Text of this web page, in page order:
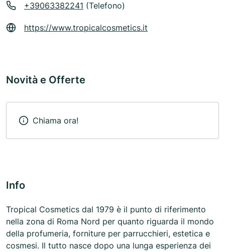
+39063382241 (Telefono)
https://www.tropicalcosmetics.it
Novità e Offerte
Chiama ora!
Info
Tropical Cosmetics dal 1979 è il punto di riferimento
nella zona di Roma Nord per quanto riguarda il mondo
della profumeria, forniture per parrucchieri, estetica e
cosmesi. Il tutto nasce dopo una lunga esperienza dei